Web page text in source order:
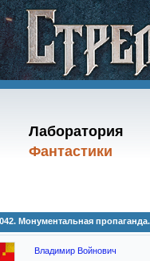
Лаборатория
Фантастики
Монументальная
Владимир Войнович